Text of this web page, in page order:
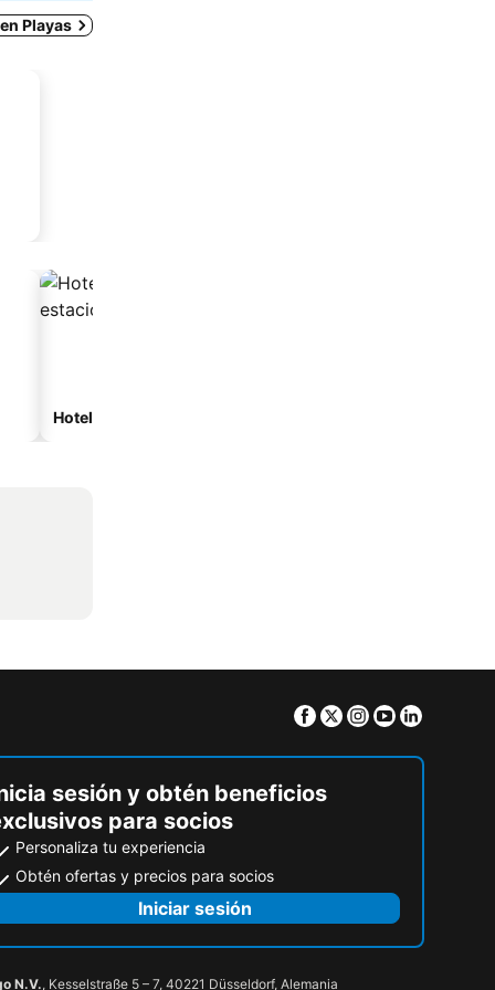
Playas
Hoteles con estacionamiento
Facebook
TwitterInstagram
Youtube
sesión y obtén beneficios
para socios
Personaliza tu experiencia
Obtén ofertas y precios para socios
Iniciar sesión
N.V., Kesselstraße 5 – 7, 40221 Düsseldorf, Alemania